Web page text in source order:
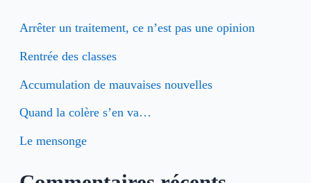
e
r
c
h
e
Arrêter un traitement, ce n’est pas une opinion
Rentrée des classes
Accumulation de mauvaises nouvelles
Quand la colère s’en va…
Le mensonge